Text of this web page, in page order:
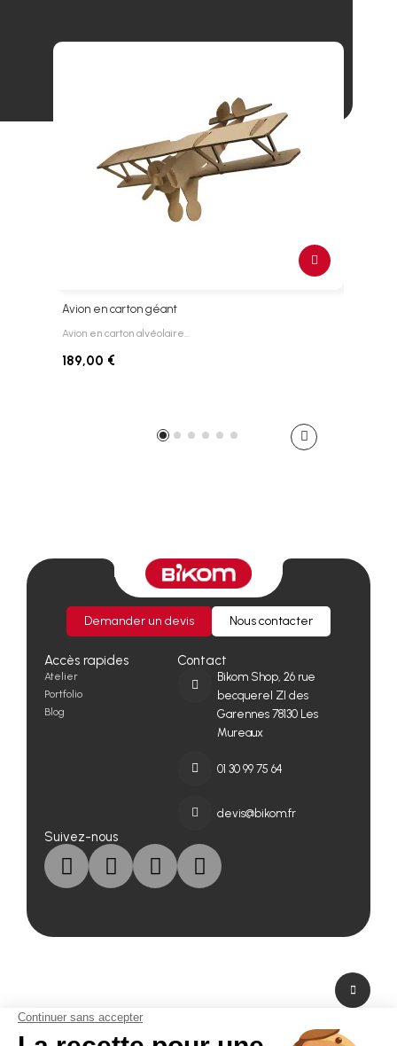
Avion en carton géant
Avion en carton alvéolaire…
189,00 €
Demander un devis Nous contacter
Accès rapides
Atelier
Portfolio
Blog
Contact
Bikom Shop, 26 rue
becquerel ZI des
Garennes 78130 Les
Mureaux
01 30 99 75 64
devis@bikom.fr
Suivez-nous